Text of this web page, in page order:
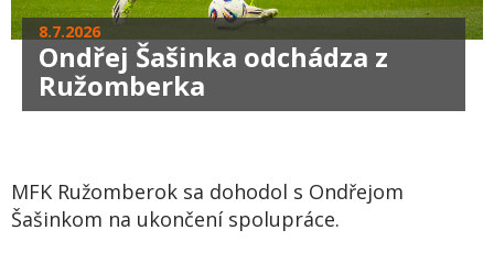
8.7.2026
Ondřej Šašinka odchádza z
Ružomberka
MFK Ružomberok sa dohodol s Ondřejom
Šašinkom na ukončení spolupráce.